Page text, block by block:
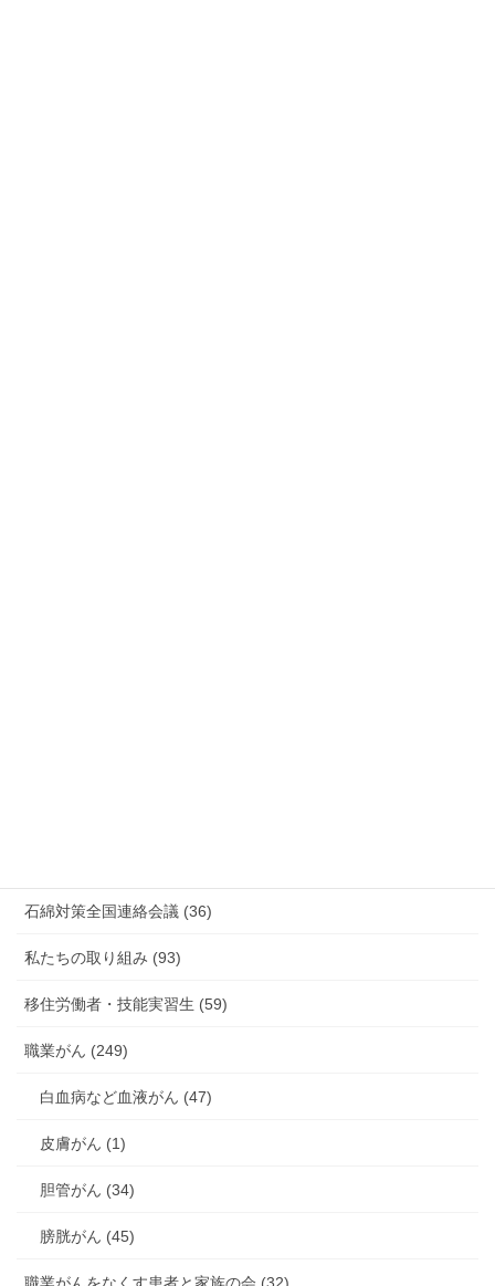
石綿対策全国連絡会議 (36)
私たちの取り組み (93)
移住労働者・技能実習生 (59)
職業がん (249)
白血病など血液がん (47)
皮膚がん (1)
胆管がん (34)
膀胱がん (45)